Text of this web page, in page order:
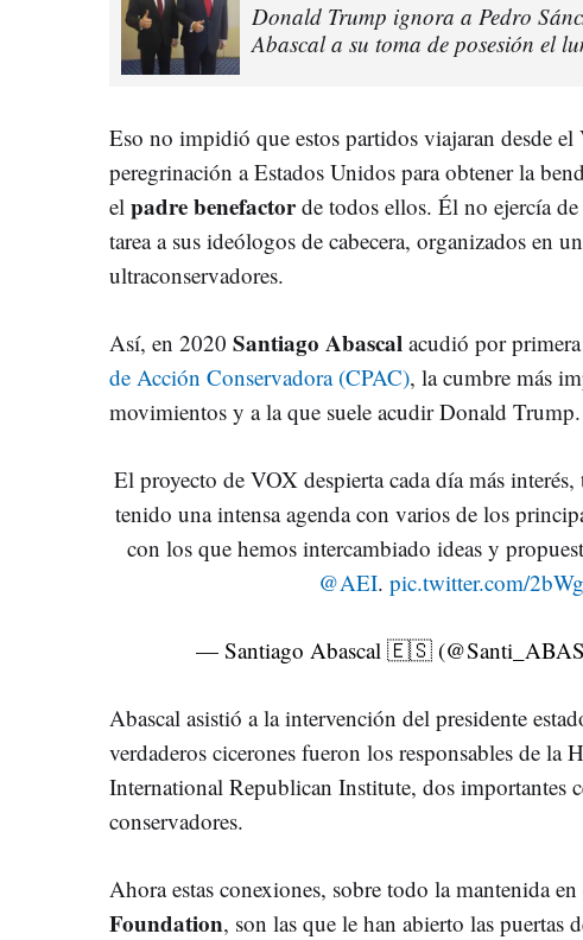
Donald Trump ignora a Pedro
Abascal a su toma de posesión el
Eso no impidió que estos partidos viajaran desde
peregrinación a Estados Unidos para obtener la
el padre benefactorde todos ellos. Él no ejercía
tarea a sus ideólogos de cabecera, organizados en
ultraconservadores.
Así, en 2020 Santiago Abascal acudió por
de Acción Conservadora (CPAC), la cumbre más
movimientos y a la que suele acudir Donald Trump.
El proyecto de VOX despierta cada día más
tenido una intensa agenda con varios de los
con los que hemos intercambiado ideas y
@AEI. pic.twitter.com/
— Santiago Abascal 🇪🇸
Abascal asistió a la intervención del presidente
verdaderos cicerones fueron los responsables de la
International Republican Institute, dos importantes
conservadores.
Ahora estas conexiones, sobre todo la mantenida
Foundation, son las que le han abierto las puertas